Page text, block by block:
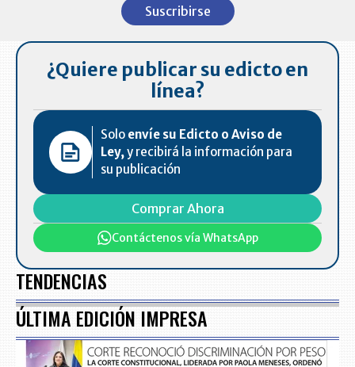
Suscribirse
¿Quiere publicar su edicto en
línea?
Solo envíe su Edicto o Aviso de
Ley,y recibirá la información para
su publicación
Comprar Ahora
Contáctenos vía WhatsApp
TENDENCIAS
ÚLTIMA EDICIÓN IMPRESA